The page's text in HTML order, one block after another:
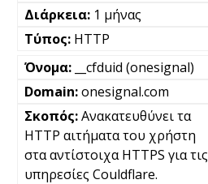
1 μήνας
HTTP
__cfduid (onesignal)
onesignal.com
Ανακατευθύνει τα
HTTP αιτήματα του χρήστη
στα αντίστοιχα HTTPS για τις
υπηρεσίες Couldflare.